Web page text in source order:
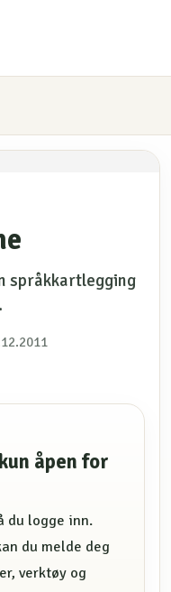
språkkartlegging
åpen for
du logge inn.
du melde deg
verktøy og